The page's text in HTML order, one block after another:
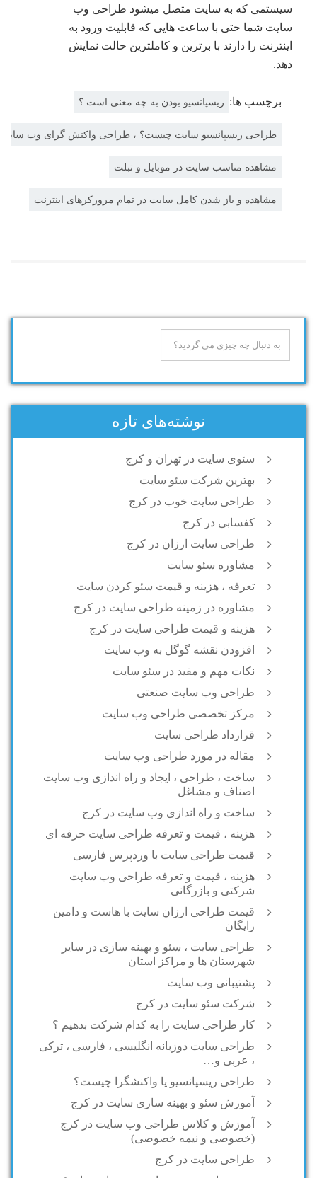
سیستمی که به سایت متصل میشود طراحی وب
سایت شما حتی با ساعت هایی که قابلیت ورود به
اینترنت را دارند با برترین و کاملترین حالت نمایش
دهد.
برچسب ها: ریسپانسیو بودن به چه معنی است ؟
طراحی ریسپانسیو سایت چیست؟ ، طراحی واکنش گرای وب
مشاهده مناسب سایت در موبایل و تبلت
مشاهده و باز شدن کامل سایت در تمام مرورکرهای اینترنت
نوشته‌های تازه
سئوی سایت در تهران و کرج
بهترین شرکت سئو سایت
طراحی سایت خوب در کرج
کفسابی در کرج
طراحی سایت ارزان در کرج
مشاوره سئو سایت
تعرفه ، هزینه و قیمت سئو کردن سایت
مشاوره در زمینه طراحی سایت در کرج
هزینه و قیمت طراحی سایت در کرج
افزودن نقشه گوگل به وب سایت
نکات مهم و مفید در سئو سایت
طراحی وب سایت صنعتی
مرکز تخصصی طراحی وب سایت
قرارداد طراحی سایت
مقاله در مورد طراحی وب سایت
ساخت ، طراحی ، ایجاد و راه اندازی وب سایت
اصناف و مشاغل
ساخت و راه اندازی وب سایت در کرج
هزینه ، قیمت و تعرفه طراحی سایت حرفه ای
قیمت طراحی سایت با وردپرس فارسی
هزینه ، قیمت و تعرفه طراحی وب سایت
شرکتی و بازرگانی
قیمت طراحی ارزان سایت با هاست و دامین
رایگان
طراحی سایت ، سئو و بهینه سازی در سایر
شهرستان ها و مراکز استان
پشتیبانی وب سایت
شرکت سئو سایت در کرج
کار طراحی سایت را به کدام شرکت بدهیم ؟
طراحی سایت دوزبانه انگلیسی ، فارسی ، ترکی
، عربی و…
طراحی ریسپانسیو یا واکنشگرا چیست؟
آموزش سئو و بهینه سازی سایت در کرج
آموزش و کلاس طراحی وب سایت در کرج
(خصوصی و نیمه خصوصی)
طراحی سایت در کرج